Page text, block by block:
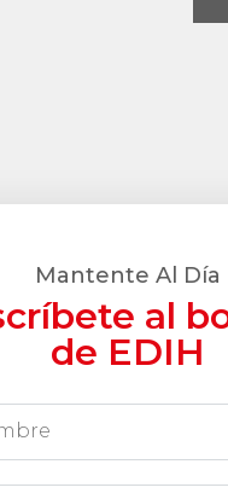
Mantente Al Día
al
de EDIH